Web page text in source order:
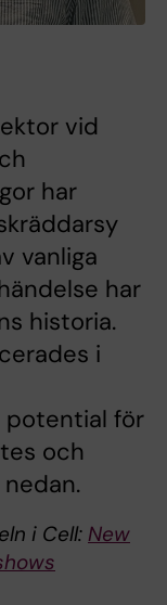
vid
har
vanliga
har
historia.
i
potential för
och
i Cell: New